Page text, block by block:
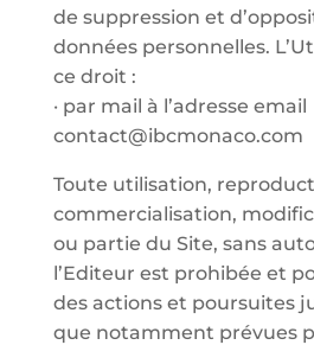
de suppression et
données personnelles.
ce droit :
· par mail à l’adresse email
contact@ibcmonaco.com
Toute utilisation,
commercialisation,
ou partie du Site, sans
l’Editeur est prohibée et
des actions et poursuites
que notamment prévues